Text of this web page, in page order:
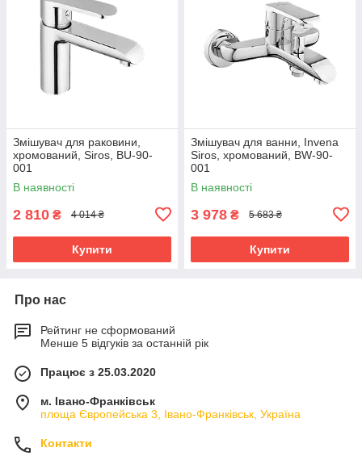
Змішувач для раковини,
хромований, Siros, BU-90-
001
В наявності
2 810 ₴ 4 014 ₴
Купити
Змішувач для ванни, Invena
Siros, хромований, BW-90-
001
В наявності
3 978 ₴ 5 683 ₴
Купити
Про нас
Рейтинг не сформований
Менше 5 відгуків за останній рік
Працює з 25.03.2020
м. Івано-Франківськ
площа Європейська 3, Івано-Франківськ, Україна
Контакти